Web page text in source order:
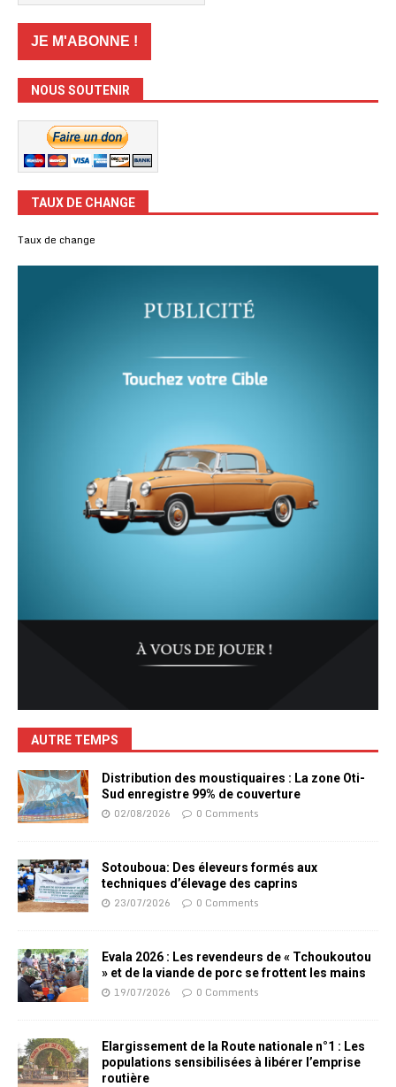
NOUS SOUTENIR
TAUX DE CHANGE
Taux de change
AUTRE TEMPS
Distribution des moustiquaires : La zone Oti-
Sud enregistre 99% de couverture
02/08/2026 0 Comments
Sotouboua: Des éleveurs formés aux
techniques d’élevage des caprins
23/07/2026 0 Comments
Evala 2026 : Les revendeurs de « Tchoukoutou
» et de la viande de porc se frottent les mains
19/07/2026 0 Comments
Elargissement de la Route nationale n°1 : Les
populations sensibilisées à libérer l’emprise
routière